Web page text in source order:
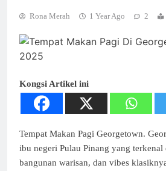
Rona Merah 1 Year Ago 2
Kongsi Artikel ini
Tempat Makan Pagi Georgetown.
ibu negeri Pulau Pinang yang terkenal
bangunan warisan, dan vibes